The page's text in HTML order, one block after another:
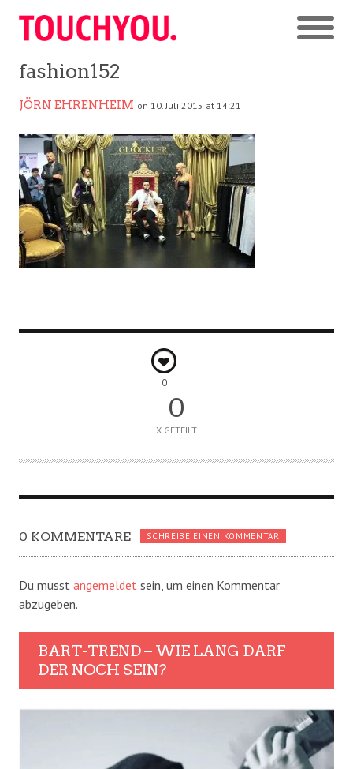
fashion152
JÖRN EHRENHEIM on 10. Juli 2015 at 14:21
0
0
X GETEILT
0 KOMMENTARE SCHREIBE EINEN KOMMENTAR
Du musst angemeldet sein, um einen Kommentar
abzugeben.
BART-TREND – WIE LANG DARF
DER NOCH SEIN?